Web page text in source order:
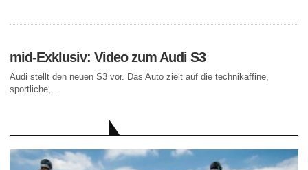
mid-Exklusiv: Video zum Audi S3
Audi stellt den neuen S3 vor. Das Auto zielt auf die technikaffine,
sportliche,...